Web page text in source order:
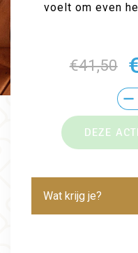
voelt om even
€41,50
Wat krijg je?